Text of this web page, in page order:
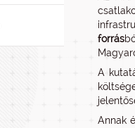
forrás
A
Annak